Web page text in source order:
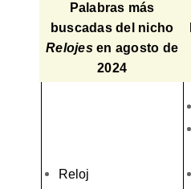
Palabras más
buscadas del nicho
Relojesen agosto de
2024
Reloj